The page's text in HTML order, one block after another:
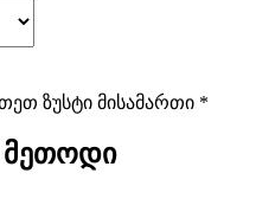
ზუსტი მისამართი *
მეთოდი